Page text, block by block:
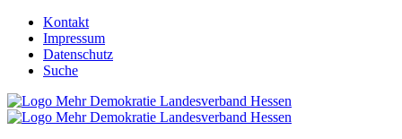
Kontakt
Impressum
Datenschutz
Suche